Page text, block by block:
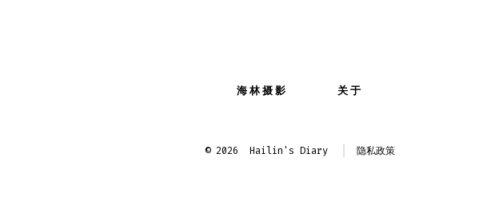
海林摄影 关于
© 2026 Hailin's Diary 隐私政策